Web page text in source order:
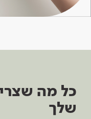
כל מה
שלך